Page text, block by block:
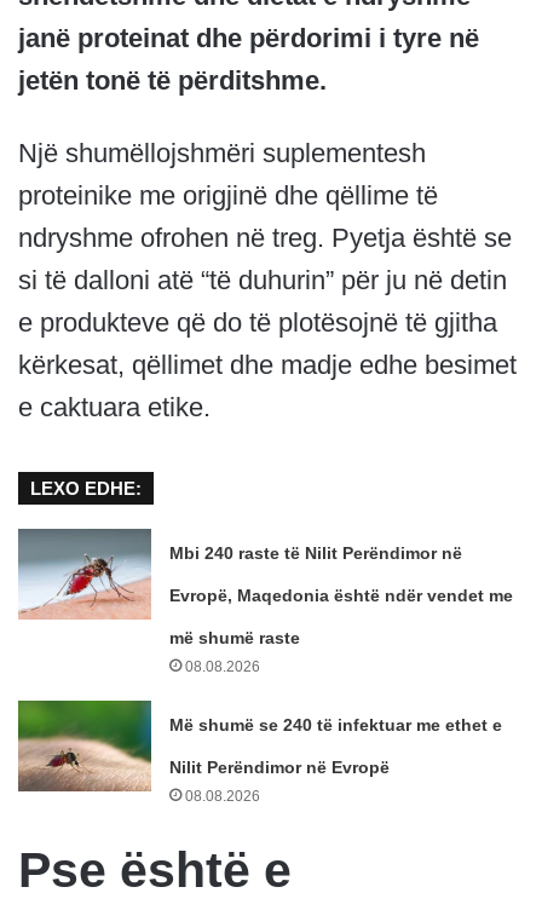
janë proteinat dhe përdorimi i tyre në
jetën tonë të përditshme.
Një shumëllojshmëri suplementesh
proteinike me origjinë dhe qëllime të
ndryshme ofrohen në treg. Pyetja është se
si të dalloni atë “të duhurin” për ju në detin
e produkteve që do të plotësojnë të gjitha
kërkesat, qëllimet dhe madje edhe besimet
e caktuara etike.
LEXO EDHE:
Mbi 240 raste të Nilit Perëndimor në
Evropë, Maqedonia është ndër vendet me
më shumë raste
08.08.2026
Më shumë se 240 të infektuar me ethet e
Nilit Perëndimor në Evropë
08.08.2026
Pse është e